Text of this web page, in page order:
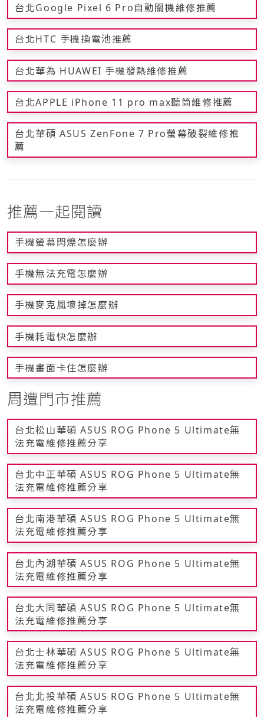
台北Google Pixel 6 Pro自動關機維修推薦
台北HTC 手機換電池推薦
台北華為 HUAWEI 手機發熱維修推薦
台北APPLE iPhone 11 pro max聽筒維修推薦
台北華碩 ASUS ZenFone 7 Pro螢幕破裂維修推
薦
推薦一起閱讀
手機螢幕閃爍怎麼辦
手機無法充電怎麼辦
手機麥克風壞掉怎麼辦
手機耗電快怎麼辦
手機畫面卡住怎麼辦
周遭門市推薦
台北松山華碩 ASUS ROG Phone 5 Ultimate無
法充電維修推薦分享
台北中正華碩 ASUS ROG Phone 5 Ultimate無
法充電維修推薦分享
台北南港華碩 ASUS ROG Phone 5 Ultimate無
法充電維修推薦分享
台北內湖華碩 ASUS ROG Phone 5 Ultimate無
法充電維修推薦分享
台北大同華碩 ASUS ROG Phone 5 Ultimate無
法充電維修推薦分享
台北士林華碩 ASUS ROG Phone 5 Ultimate無
法充電維修推薦分享
台北北投華碩 ASUS ROG Phone 5 Ultimate無
法充電維修推薦分享